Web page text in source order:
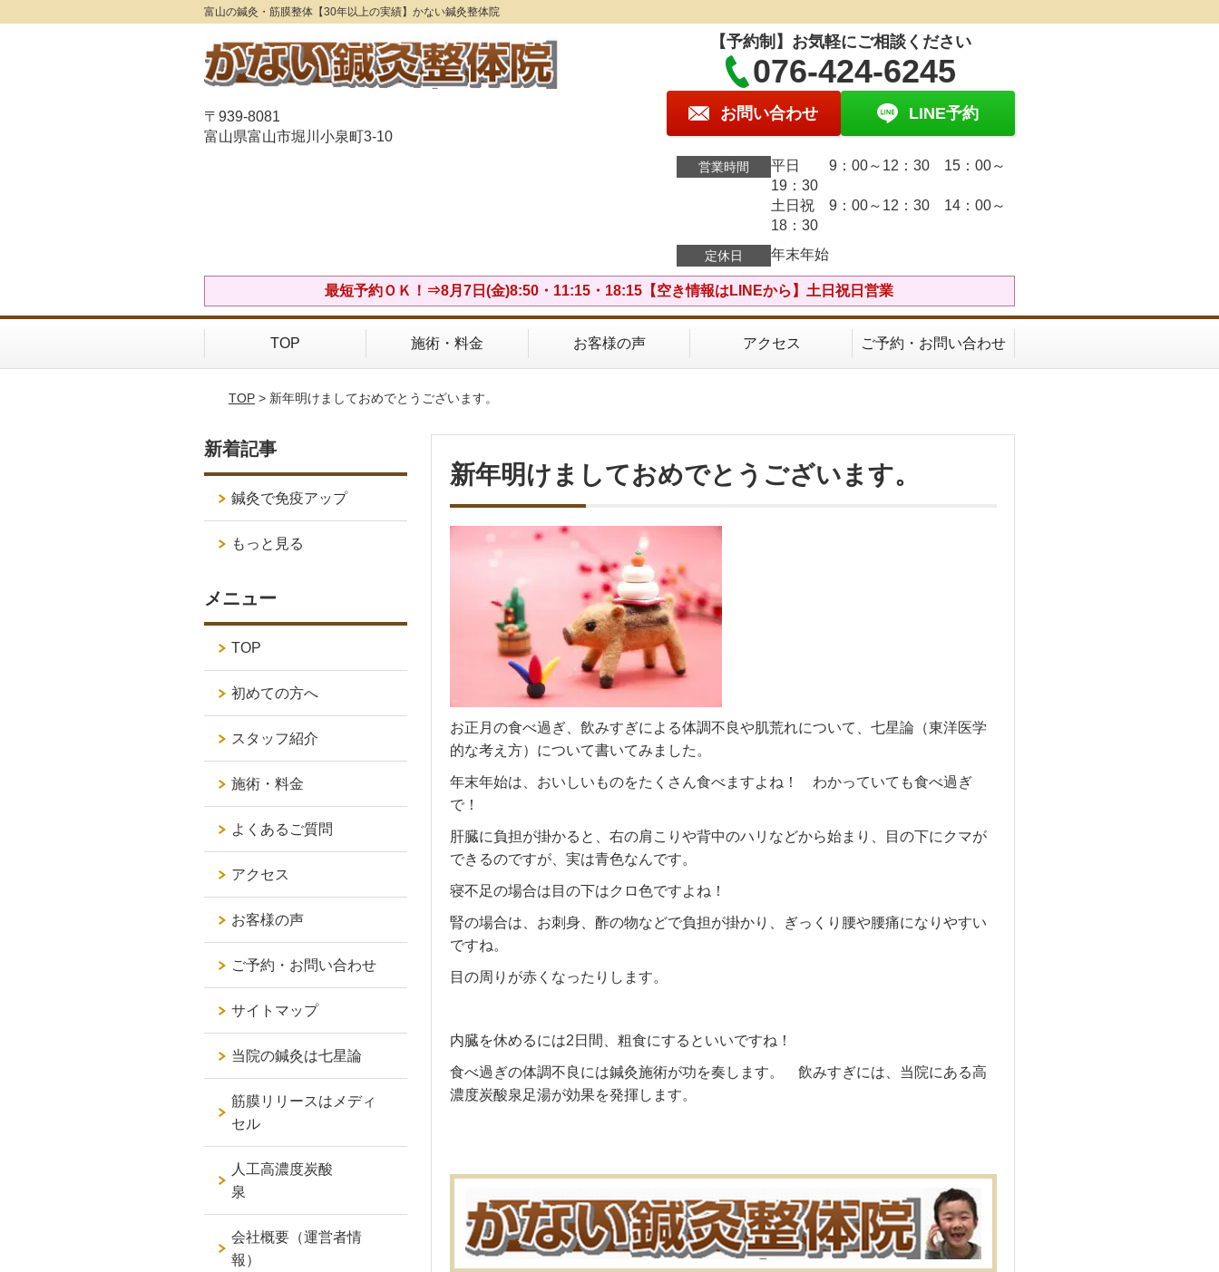
富山の鍼灸・筋膜整体【30年以上の実績】かない鍼灸整体院
〒939-8081
富山県富山市堀川小泉町3-10
【予約制】お気軽にご相談ください
076-424-6245
お問い合わせ LINE予約
営業時間
平日 9：00～12：30 15：00～
19：30
土日祝 9：00～12：30 14：00～
18：30
定休日 年末年始
最短予約ＯＫ！⇒8月7日(金)8:50・11:15・18:15【空き情報はLINEから】土日祝日営業
TOP 施術・料金 お客様の声 アクセス ご予約・お問い合わせ
TOP> 新年明けましておめでとうございます。
新年明けましておめでとうございます。
お正月の食べ過ぎ、飲みすぎによる体調不良や肌荒れについて、七星論（東洋医学
的な考え方）について書いてみました。
年末年始は、おいしいものをたくさん食べますよね！ わかっていても食べ過ぎ
で！
肝臓に負担が掛かると、右の肩こりや背中のハリなどから始まり、目の下にクマが
できるのですが、実は青色なんです。
寝不足の場合は目の下はクロ色ですよね！
腎の場合は、お刺身、酢の物などで負担が掛かり、ぎっくり腰や腰痛になりやすい
ですね。
目の周りが赤くなったりします。
内臓を休めるには2日間、粗食にするといいですね！
食べ過ぎの体調不良には鍼灸施術が功を奏します。 飲みすぎには、当院にある高
濃度炭酸泉足湯が効果を発揮します。
新着記事
鍼灸で免疫アップ
もっと見る
メニュー
TOP
初めての方へ
スタッフ紹介
施術・料金
よくあるご質問
アクセス
お客様の声
ご予約・お問い合わせ
サイトマップ
当院の鍼灸は七星論
筋膜リリースはメディ
セル
人工高濃度炭酸
泉
会社概要（運営者情
報）